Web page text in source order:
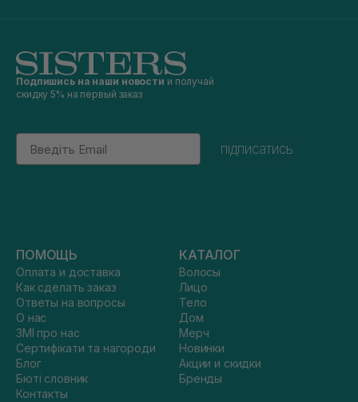
Подпишись на наши новости и получай
скидку 5% на первый заказ
Email
підписатись
ПОМОЩЬ
Оплата и доставка
Как сделать заказ
Ответы на вопросы
О нас
ЗМІ про нас
Сертифікати та нагороди
Блог
Бюті словник
Контакты
КАТАЛОГ
Волосы
Лицо
Тело
Дом
Мерч
Новинки
Акции и скидки
Бренды